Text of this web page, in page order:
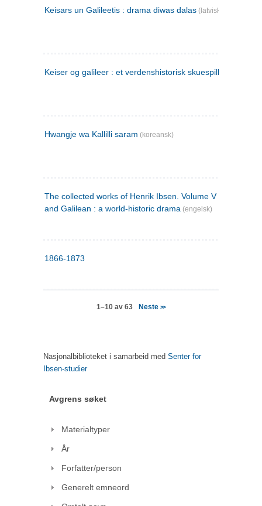
Keisars un Galileetis : drama diwas dalas (latvisk)
Keiser og galileer : et verdenshistorisk skuespill (1873)
Hwangje wa Kallilli saram (koreansk)
The collected works of Henrik Ibsen. Volume V : Emperor
and Galilean : a world-historic drama (engelsk)
1866-1873
1–10 av 63 Neste>>
Nasjonalbiblioteket i samarbeid med Senter for
Ibsen-studier
Avgrens søket
Materialtyper
År
Forfatter/person
Generelt emneord